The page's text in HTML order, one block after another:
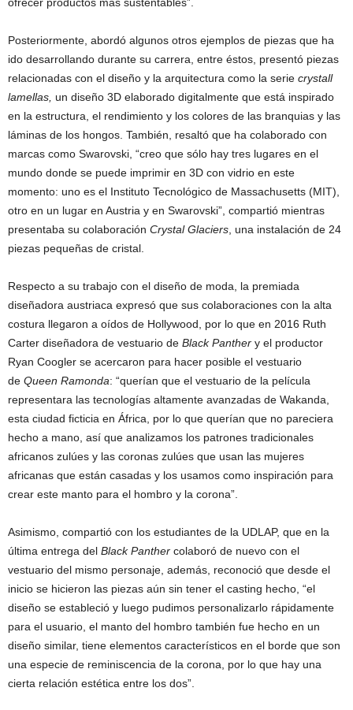
ofrecer productos más sustentables”.
Posteriormente, abordó algunos otros ejemplos de piezas que ha
ido desarrollando durante su carrera, entre éstos, presentó piezas
relacionadas con el diseño y la arquitectura como la serie crystall
lamellas, un diseño 3D elaborado digitalmente que está inspirado
en la estructura, el rendimiento y los colores de las branquias y las
láminas de los hongos. También, resaltó que ha colaborado con
marcas como Swarovski, “creo que sólo hay tres lugares en el
mundo donde se puede imprimir en 3D con vidrio en este
momento: uno es el Instituto Tecnológico de Massachusetts (MIT),
otro en un lugar en Austria y en Swarovski”, compartió mientras
presentaba su colaboración Crystal Glaciers, una instalación de 24
piezas pequeñas de cristal.
Respecto a su trabajo con el diseño de moda, la premiada
diseñadora austriaca expresó que sus colaboraciones con la alta
costura llegaron a oídos de Hollywood, por lo que en 2016 Ruth
Carter diseñadora de vestuario de Black Panther y el productor
Ryan Coogler se acercaron para hacer posible el vestuario
de Queen Ramonda: “querían que el vestuario de la película
representara las tecnologías altamente avanzadas de Wakanda,
esta ciudad ficticia en África, por lo que querían que no pareciera
hecho a mano, así que analizamos los patrones tradicionales
africanos zulúes y las coronas zulúes que usan las mujeres
africanas que están casadas y los usamos como inspiración para
crear este manto para el hombro y la corona”.
Asimismo, compartió con los estudiantes de la UDLAP, que en la
última entrega del Black Panther colaboró de nuevo con el
vestuario del mismo personaje, además, reconoció que desde el
inicio se hicieron las piezas aún sin tener el casting hecho, “el
diseño se estableció y luego pudimos personalizarlo rápidamente
para el usuario, el manto del hombro también fue hecho en un
diseño similar, tiene elementos característicos en el borde que son
una especie de reminiscencia de la corona, por lo que hay una
cierta relación estética entre los dos”.